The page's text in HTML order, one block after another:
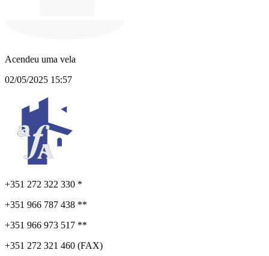
Acendeu uma vela
02/05/2025 15:57
+351 272 322 330 *
+351 966 787 438 **
+351 966 973 517 **
+351 272 321 460 (FAX)